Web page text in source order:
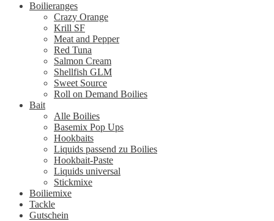
Boilieranges
Crazy Orange
Krill SF
Meat and Pepper
Red Tuna
Salmon Cream
Shellfish GLM
Sweet Source
Roll on Demand Boilies
Bait
Alle Boilies
Basemix Pop Ups
Hookbaits
Liquids passend zu Boilies
Hookbait-Paste
Liquids universal
Stickmixe
Boiliemixe
Tackle
Gutschein